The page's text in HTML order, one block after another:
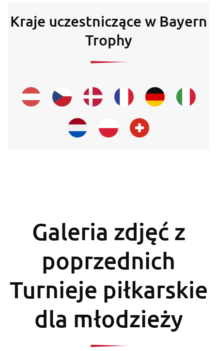
Kraje uczestniczące w Bayern
Trophy
Galeria zdjęć z
poprzednich
Turnieje piłkarskie
dla młodzieży